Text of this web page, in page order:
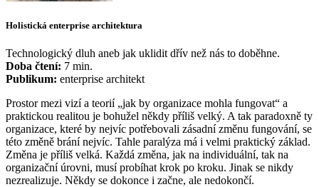
Holistická enterprise architektura
Technologický dluh aneb jak uklidit dřív než nás to doběhne.
Doba čtení: 7 min.
Publikum: enterprise architekt
Prostor mezi vizí a teorií „jak by organizace mohla fungovat“ a
praktickou realitou je bohužel někdy příliš velký. A tak paradoxně ty
organizace, které by nejvíc potřebovali zásadní změnu fungování, se
této změně brání nejvíc. Tahle paralýza má i velmi praktický základ.
Změna je příliš velká. Každá změna, jak na individuální, tak na
organizační úrovni, musí probíhat krok po kroku. Jinak se nikdy
nezrealizuje. Někdy se dokonce i začne, ale nedokončí.